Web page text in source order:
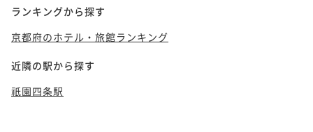
ランキングから探す
京都府のホテル・旅館ランキング
近隣の駅から探す
祇園四条駅